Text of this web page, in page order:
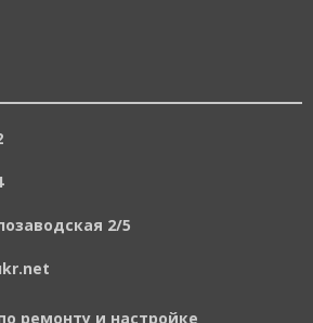
2/5
ремонту и настройке